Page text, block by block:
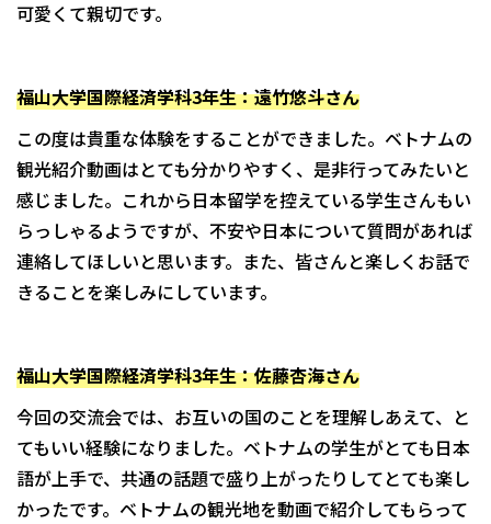
可愛くて親切です。
福山大学国際経済学科3年生：遠竹悠斗さん
この度は貴重な体験をすることができました。ベトナムの
観光紹介動画はとても分かりやすく、是非行ってみたいと
感じました。これから日本留学を控えている学生さんもい
らっしゃるようですが、不安や日本について質問があれば
連絡してほしいと思います。また、皆さんと楽しくお話で
きることを楽しみにしています。
福山大学国際経済学科3年生：佐藤杏海さん
今回の交流会では、お互いの国のことを理解しあえて、と
てもいい経験になりました。ベトナムの学生がとても日本
語が上手で、共通の話題で盛り上がったりしてとても楽し
かったです。ベトナムの観光地を動画で紹介してもらって